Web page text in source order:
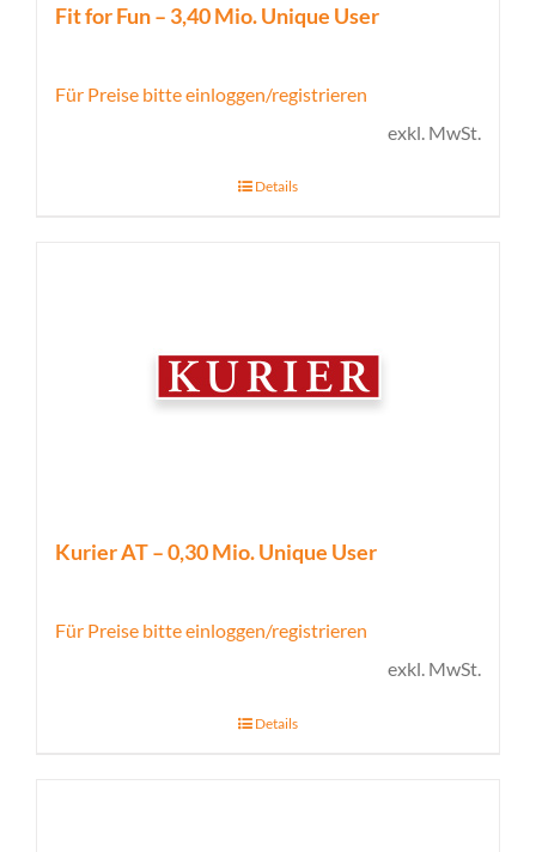
Fit for Fun – 3,40 Mio. Unique User
Für Preise bitte einloggen/registrieren
exkl. MwSt.
Details
Kurier AT – 0,30 Mio. Unique User
Für Preise bitte einloggen/registrieren
exkl. MwSt.
Details